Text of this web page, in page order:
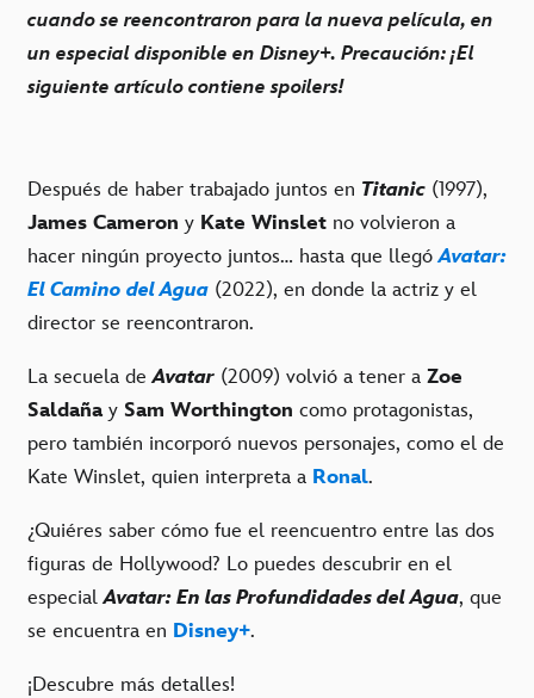
cuando se reencontraron para la nueva película, en
un especial disponible en Disney+. Precaución: ¡El
siguiente artículo contiene spoilers!
Después de haber trabajado juntos en Titanic (1997),
James Cameron y Kate Winslet no volvieron a
hacer ningún proyecto juntos… hasta que llegóAvatar:
El Camino del Agua (2022), en donde la actriz y el
director se reencontraron.
La secuela deAvatar (2009) volvió a tener a Zoe
Saldañay Sam Worthington como protagonistas,
pero también incorporó nuevos personajes, como el de
Kate Winslet, quien interpreta a Ronal.
¿Quiéres saber cómo fue el reencuentro entre las dos
figuras de Hollywood? Lo puedes descubrir en el
especialAvatar: En las Profundidades del Agua, que
se encuentra en Disney+.
¡Descubre más detalles!